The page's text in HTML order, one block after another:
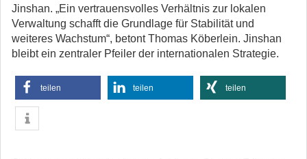
Jinshan. „Ein vertrauensvolles Verhältnis zur lokalen
Verwaltung schafft die Grundlage für Stabilität und
weiteres Wachstum“, betont Thomas Köberlein. Jinshan
bleibt ein zentraler Pfeiler der internationalen Strategie.
teilen teilen teilen